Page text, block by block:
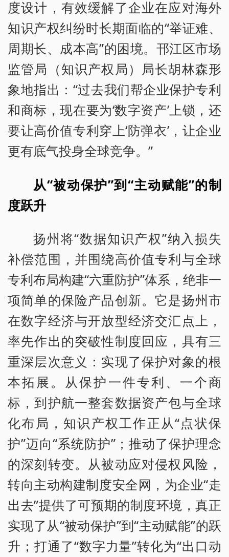
度设计，有效缓解了企业在应对海外
知识产权纠纷时长期面临的“举证难、
周期长、成本高”的困境。邗江区市场
监管局（知识产权局）局长胡林森形
象地指出：“过去我们帮企业保护专利
和商标，现在要为‘数字资产’上锁，还
要让高价值专利穿上‘防弹衣’，让企业
更有底气投身全球竞争。”
从“被动保护”到“主动赋能”的制
度跃升
扬州将“数据知识产权”纳入损失
补偿范围，并围绕高价值专利与全球
专利布局构建“六重防护”体系，绝非一
项简单的保险产品创新。它是扬州市
在数字经济与开放型经济交汇点上，
率先作出的突破性制度回应，具有三
重深层次意义：实现了保护对象的根
本拓展。从保护一件专利、一个商
标，到护航一整套数据资产包与全球
化布局，知识产权工作正从“点状保
护”迈向“系统防护”；推动了保护理念
的深刻转变。从被动应对侵权风险，
转向主动构建制度安全网，为企业“走
出去”提供了可预期的制度环境，真正
实现了从“被动保护”到“主动赋能”的跃
升；打通了“数字力量”转化为“出口动